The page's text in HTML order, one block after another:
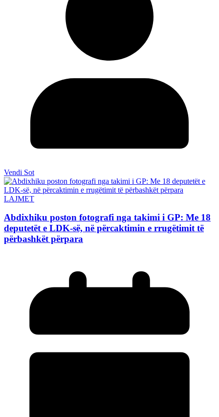
Vendi Sot
LAJMET
Abdixhiku poston fotografi nga takimi i GP: Me 18
deputetët e LDK-së, në përcaktimin e rrugëtimit të
përbashkët përpara